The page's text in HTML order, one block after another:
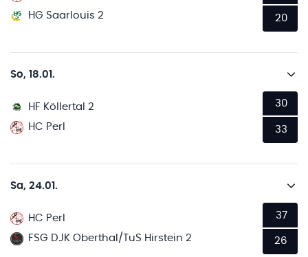
HG Saarlouis 2
20
So, 18.01.
HF Köllertal 2
HC Perl
30
33
Sa, 24.01.
HC Perl
FSG DJK Oberthal/TuS Hirstein 2
37
26